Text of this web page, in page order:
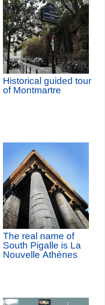
Historical guided tour
of Montmartre
The real name of
South Pigalle is La
Nouvelle Athènes